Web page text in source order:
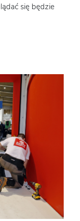
się będzie